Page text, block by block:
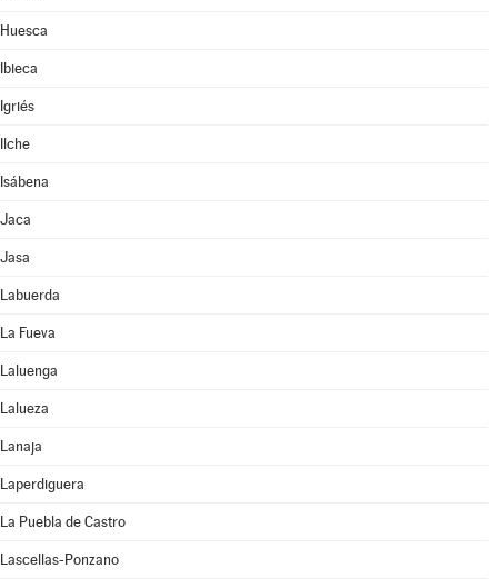
Huesca
Ibieca
Igriés
Ilche
Isábena
Jaca
Jasa
Labuerda
La Fueva
Laluenga
Lalueza
Lanaja
Laperdiguera
La Puebla de Castro
Lascellas-Ponzano